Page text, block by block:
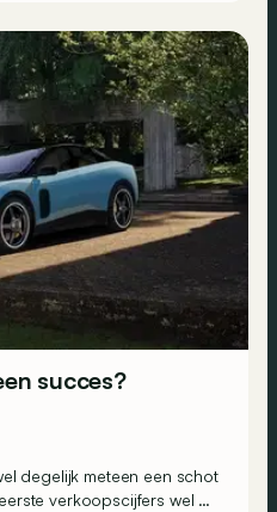
succes?
degelijk meteen een schot
verkoopscijfers wel de